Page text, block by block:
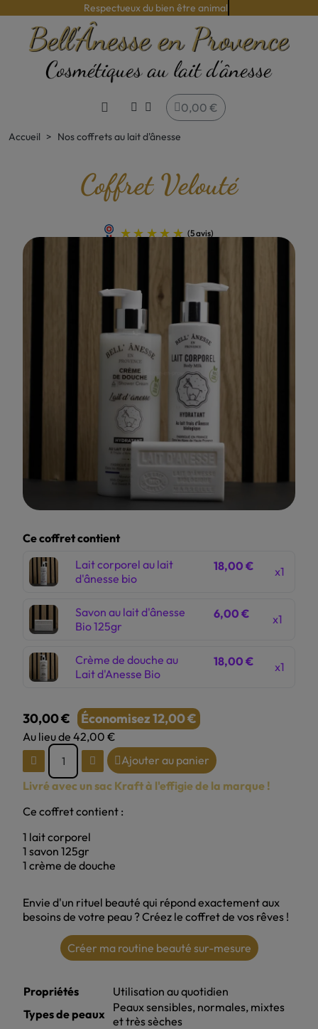
Respectueux du bien être animal
0,00 €
Accueil Nos coffrets au lait d'ânesse
Coffret Velouté
Ce coffret contient
Lait corporel au lait
d'ânesse bio
18,00 € x1
Savon au lait d'ânesse
Bio 125gr
6,00 € x1
Crème de douche au
Lait d'Anesse Bio
18,00 € x1
30,00 € Économisez 12,00 €
Au lieu de 42,00 €
Ajouter au panier
Livré avec un sac Kraft à l'effigie de la marque !
Ce coffret contient :
1 lait corporel
1 savon 125gr
1 crème de douche
Envie d'un rituel beauté qui répond exactement aux
besoins de votre peau ? Créez le coffret de vos rêves !
Créer ma routine beauté sur-mesure
Propriétés
Utilisation au quotidien
Types de peaux
Peaux sensibles, normales, mixtes
et très sèches